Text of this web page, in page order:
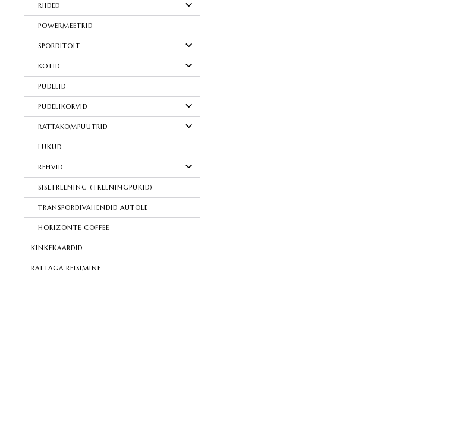
RIIDED
POWERMEETRID
SPORDITOIT
KOTID
PUDELID
PUDELIKORVID
RATTAKOMPUUTRID
LUKUD
REHVID
SISETREENING (TREENINGPUKID)
TRANSPORDIVAHENDID AUTOLE
HORIZONTE COFFEE
KINKEKAARDID
RATTAGA REISIMINE